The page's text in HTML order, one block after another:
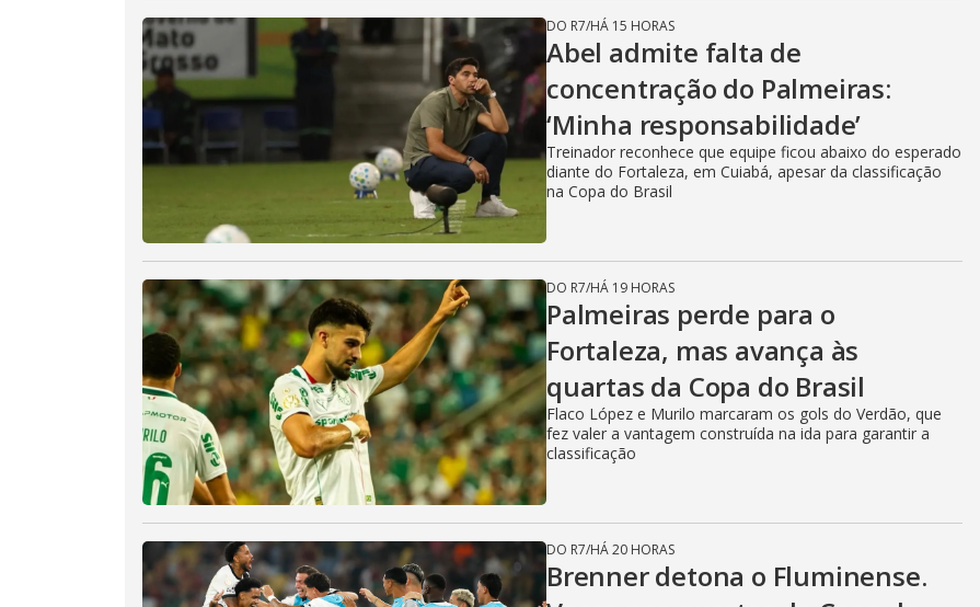
DO R7/HÁ 15 HORAS
Abel admite falta de
concentração do Palmeiras:
‘Minha responsabilidade’
Treinador reconhece que equipe ficou abaixo do esperado
diante do Fortaleza, em Cuiabá, apesar da classificação
na Copa do Brasil
DO R7/HÁ 19 HORAS
Palmeiras perde para o
Fortaleza, mas avança às
quartas da Copa do Brasil
Flaco López e Murilo marcaram os gols do Verdão, que
fez valer a vantagem construída na ida para garantir a
classificação
DO R7/HÁ 20 HORAS
Brenner detona o Fluminense.